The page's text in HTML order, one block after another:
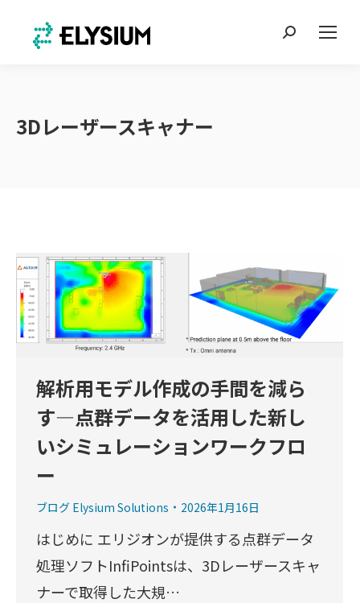
Search:
3Dレーザースキャナー
解析用モデル作成の手間を減ら
す―点群データを活用した新し
いシミュレーションワークフロ
ー
ブログ Elysium Solutions 2026年1月16日
はじめに エリジオンが提供する点群データ
処理ソフトInfiPointsは、3Dレーザースキャ
ナーで取得した大規…